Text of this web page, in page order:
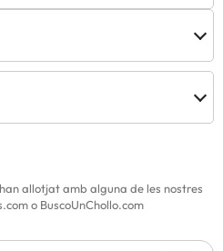
allotjat amb alguna de les nostres
o BuscoUnChollo.com